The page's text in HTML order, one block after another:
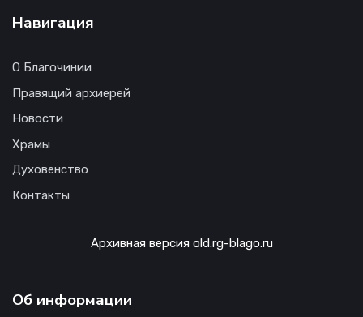
Навигация
О Благочинии
Правящий архиерей
Новости
Храмы
Духовенство
Контакты
Архивная версия old.rg-blago.ru
Об информации